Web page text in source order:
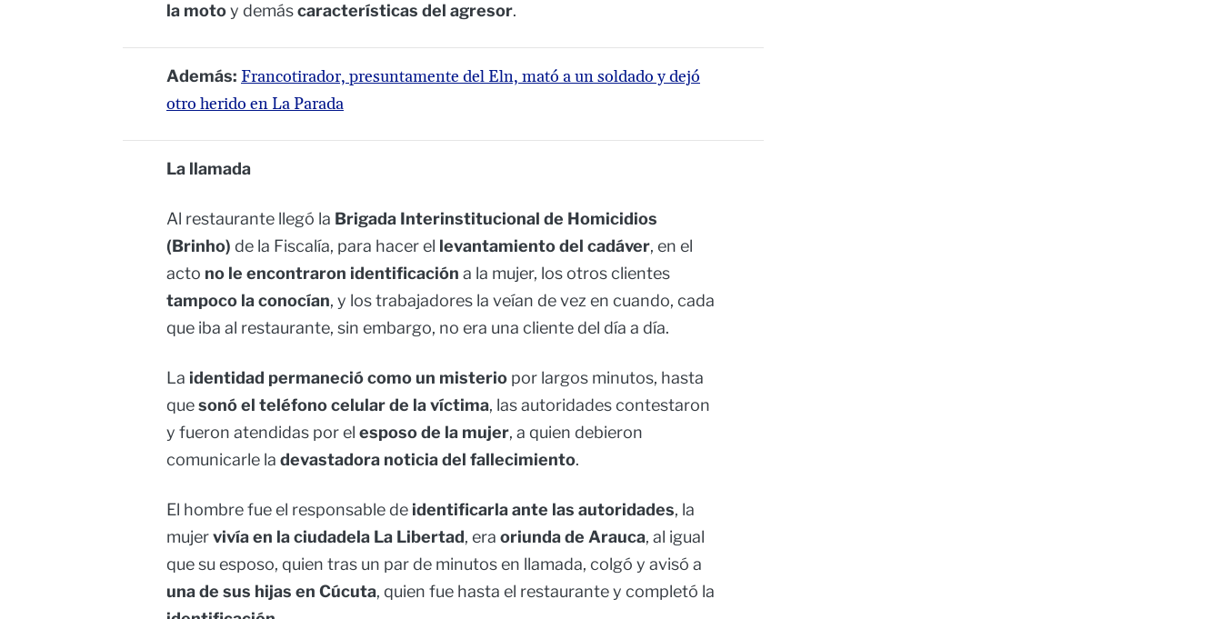
la motoy demáscaracterísticas del agresor.
Además: Francotirador, presuntamente del Eln, mató a un soldado y dejó
otro herido en La Parada
La llamada
Al restaurante llegó la Brigada Interinstitucional de Homicidios
(Brinho) de la Fiscalía, para hacer el levantamiento del cadáver, en el
acto no le encontraron identificación a la mujer, los otros clientes
tampoco la conocían, y los trabajadores la veían de vez en cuando, cada
que iba al restaurante, sin embargo, no era una cliente del día a día.
La identidad permaneció como un misterio por largos minutos, hasta
quesonó el teléfono celular de la víctima, las autoridades contestaron
y fueron atendidas por el esposo de la mujer, a quien debieron
comunicarle la devastadora noticia del fallecimiento.
El hombre fue el responsable de identificarla ante las autoridades, la
mujervivía en la ciudadela La Libertad, era oriunda de Arauca, al igual
que su esposo, quien tras un par de minutos en llamada, colgó y avisó a
una de sus hijas en Cúcuta, quien fue hasta el restaurante y completó la